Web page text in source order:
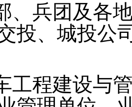
、兵团及各
投、城投公
工程建设与